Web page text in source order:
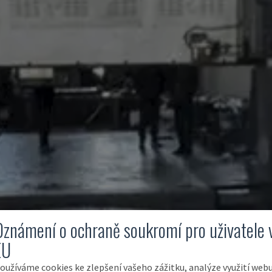
o ochraně soukromí pro uživatele
cookies ke zlepšení vašeho zážitku, analýze využití